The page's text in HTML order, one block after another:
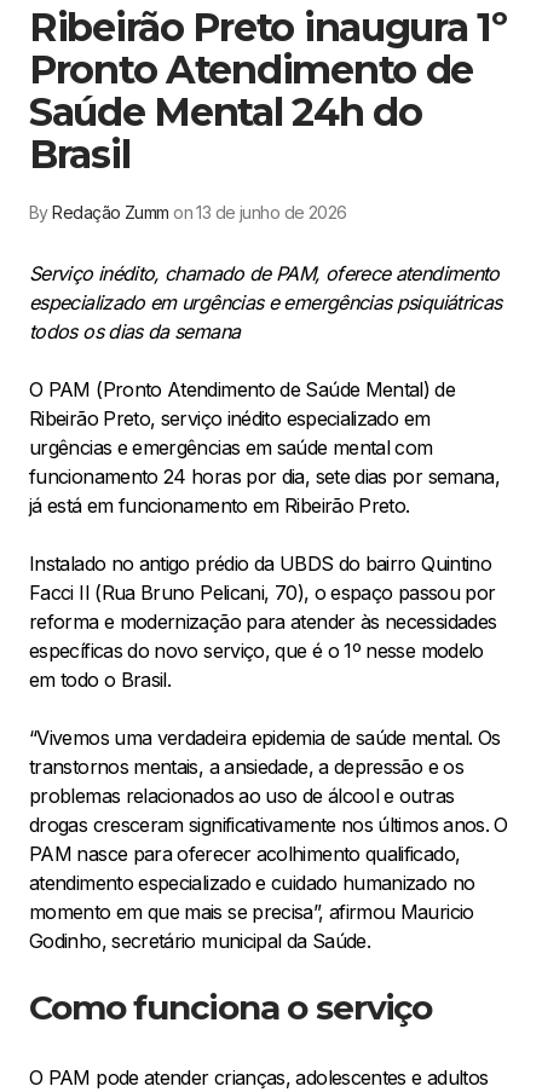
Ribeirão Preto inaugura 1º
Pronto Atendimento de
Saúde Mental 24h do
Brasil
ByRedação Zumm on 13 de junho de 2026
Serviço inédito, chamado de PAM, oferece atendimento
especializado em urgências e emergências psiquiátricas
todos os dias da semana
O PAM (Pronto Atendimento de Saúde Mental) de
Ribeirão Preto, serviço inédito especializado em
urgências e emergências em saúde mental com
funcionamento 24 horas por dia, sete dias por semana,
já está em funcionamento em Ribeirão Preto.
Instalado no antigo prédio da UBDS do bairro Quintino
Facci II (Rua Bruno Pelicani, 70), o espaço passou por
reforma e modernização para atender às necessidades
específicas do novo serviço, que é o 1º nesse modelo
em todo o Brasil.
“Vivemos uma verdadeira epidemia de saúde mental. Os
transtornos mentais, a ansiedade, a depressão e os
problemas relacionados ao uso de álcool e outras
drogas cresceram significativamente nos últimos anos. O
PAM nasce para oferecer acolhimento qualificado,
atendimento especializado e cuidado humanizado no
momento em que mais se precisa”, afirmou Mauricio
Godinho, secretário municipal da Saúde.
Como funciona o serviço
O PAM pode atender crianças, adolescentes e adultos